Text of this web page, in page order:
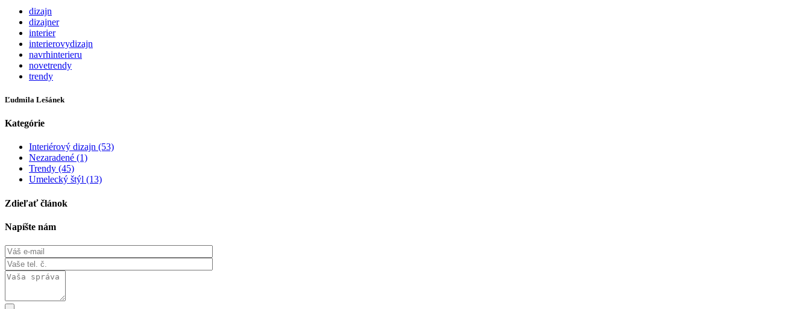
dizajn
dizajner
interier
interierovydizajn
navrhinterieru
novetrendy
trendy
Ľudmila Lešánek
Kategórie
Interiérový dizajn (53)
Nezaradené (1)
Trendy (45)
Umelecký štýl (13)
Zdieľať článok
Napíšte nám